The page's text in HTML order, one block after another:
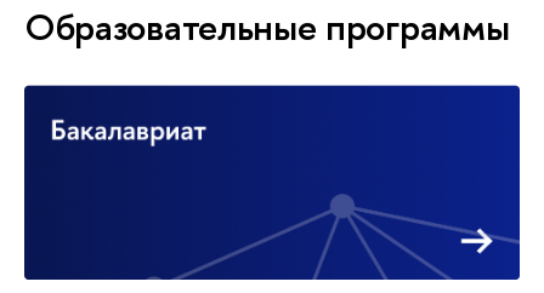
Образовательные программы